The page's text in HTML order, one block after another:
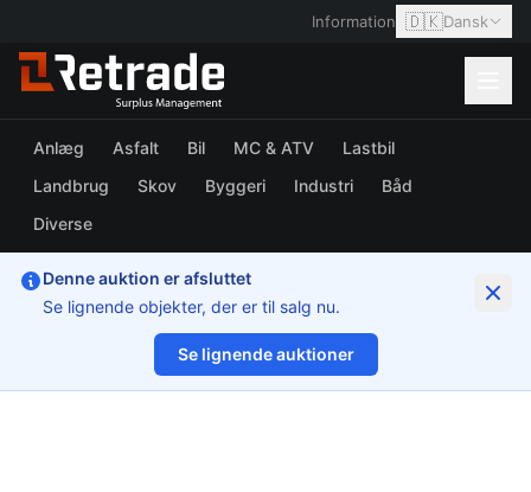
Information 🇩🇰Dansk
Anlæg Asfalt Bil MC & ATV
Lastbil
Landbrug
Skov Byggeri Industri
Båd
Diverse
Denne auktion er afsluttet
Se lignende objekter, der er til salg nu.
Se lignende auktioner
1/40